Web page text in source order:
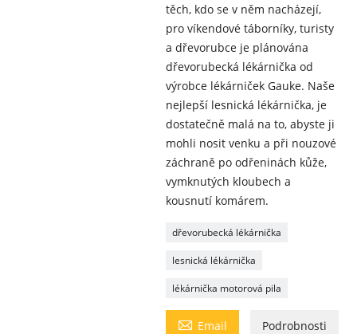
těch, kdo se v něm nacházejí,
pro víkendové táborníky, turisty
a dřevorubce je plánována
dřevorubecká lékárnička od
výrobce lékárniček Gauke. Naše
nejlepší lesnická lékárnička, je
dostatečně malá na to, abyste ji
mohli nosit venku a při nouzové
záchraně po odřeninách kůže,
vymknutých kloubech a
kousnutí komárem.
dřevorubecká lékárnička
lesnická lékárnička
lékárnička motorová pila
 Email Podrobnosti